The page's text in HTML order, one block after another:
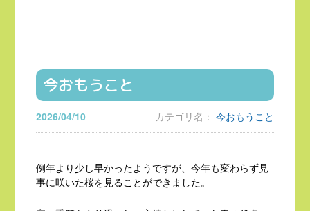
今おもうこと
2026/04/10 カテゴリ名： 今おもうこと
例年より少し早かったようですが、今年も変わらず見
事に咲いた桜を見ることができました。